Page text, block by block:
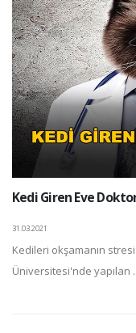
Kedi Giren Eve
31.03.2021
Kedileri okşamanın
Üniversitesi'nde yapılan